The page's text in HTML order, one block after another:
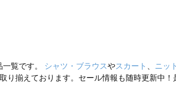
一覧です。 シャツ・ブラウスやスカート ニッ
り揃えております。セール情報も随時更新中！